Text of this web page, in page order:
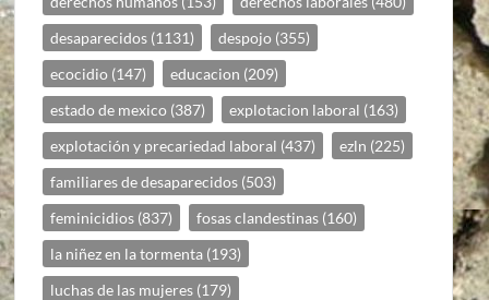
desaparecidos (1131) despojo (355)
ecocidio (147) educacion (209)
estado de mexico (387) explotacion laboral (163)
explotación y precariedad laboral (437) ezln (225)
familiares de desaparecidos (503)
feminicidios (837) fosas clandestinas (160)
la niñez en la tormenta (193)
luchas de las mujeres (179)